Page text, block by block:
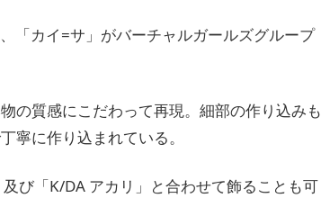
「カイ=サ」がバーチャルガールズグループ
の質感にこだわって再現。細部の作り込みも
寧に作り込まれている。
び「K/DA アカリ」と合わせて飾ることも可